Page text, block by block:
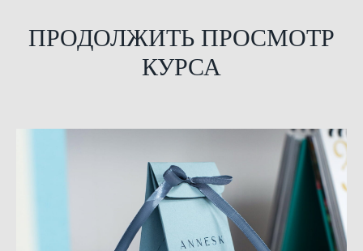
ПРОДОЛЖИТЬ ПРОСМОТР
КУРСА